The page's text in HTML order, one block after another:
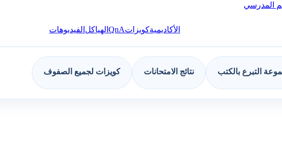
المدرسي
الأكاديميةكويزاتQnA الهياكل الفيديوهات
التبرع بالكتب نتائج الامتحانات كويزات لجميع الصفوف